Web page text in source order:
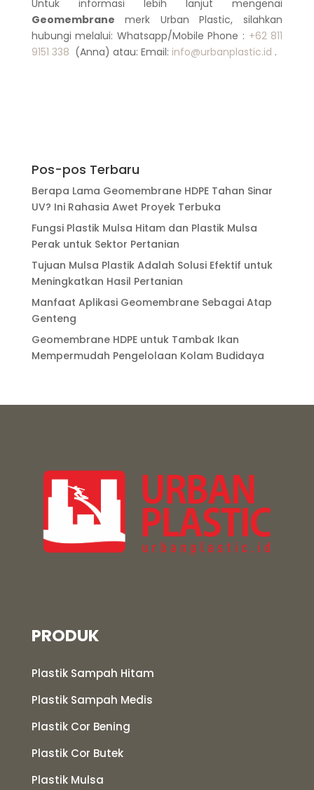
Untuk informasi lebih lanjut mengenai
Geomembrane merk Urban Plastic, silahkan
hubungi melalui: Whatsapp/Mobile Phone : +62 811
9151 338 (Anna) atau: Email: info@urbanplastic.id .
Pos-pos Terbaru
Berapa Lama Geomembrane HDPE Tahan Sinar
UV? Ini Rahasia Awet Proyek Terbuka
Fungsi Plastik Mulsa Hitam dan Plastik Mulsa
Perak untuk Sektor Pertanian
Tujuan Mulsa Plastik Adalah Solusi Efektif untuk
Meningkatkan Hasil Pertanian
Manfaat Aplikasi Geomembrane Sebagai Atap
Genteng
Geomembrane HDPE untuk Tambak Ikan
Mempermudah Pengelolaan Kolam Budidaya
PRODUK
Plastik Sampah Hitam
Plastik Sampah Medis
Plastik Cor Bening
Plastik Cor Butek
Plastik Mulsa